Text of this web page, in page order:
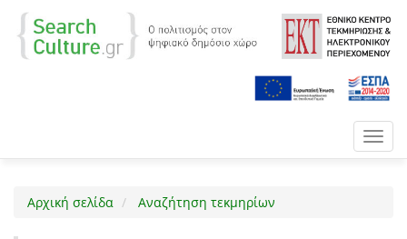
Αρχική σελίδα Αναζήτηση τεκμηρίων